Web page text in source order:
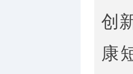
创
康